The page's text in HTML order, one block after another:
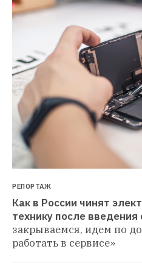
РЕПОРТАЖ
Как в России чинят
технику после введения
закрываемся, идем по
работать в сервисе»